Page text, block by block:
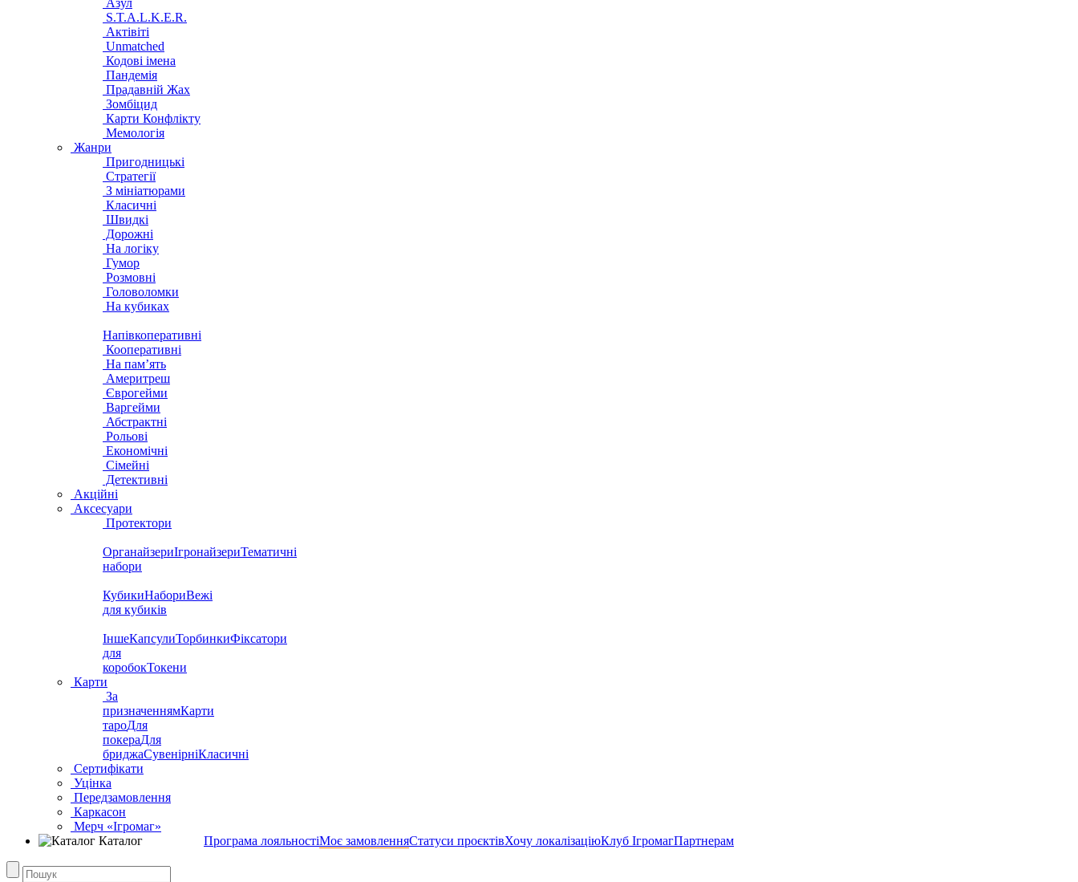
Азул
S.T.A.L.K.E.R.
Актівіті
Unmatched
Кодові імена
Пандемія
Прадавній Жах
Зомбіцид
Карти Конфлікту
Мемологія
Жанри
Пригодницькі
Стратегії
З мініатюрами
Класичні
Швидкі
Дорожні
На логіку
Гумор
Розмовні
Головоломки
На кубиках
Напівкоперативні
Кооперативні
На пам’ять
Америтреш
Єврогейми
Варгейми
Абстрактні
Рольові
Економічні
Сімейні
Детективні
Акційні
Аксесуари
Протектори
ОрганайзериІгронайзериТематичні
набори
КубикиНабориВежі
для кубиків
ІншеКапсулиТорбинкиФіксатори
для
коробокТокени
Карти
За
призначеннямКарти
тароДля
покераДля
бриджаСувенірніКласичні
Сертифікати
Уцінка
Передзамовлення
Каркасон
Мерч «Ігромаг»
Каталог
Програма лояльностіМоє замовленняСтатуси проєктівХочу локалізаціюКлуб ІгромагПартнерам